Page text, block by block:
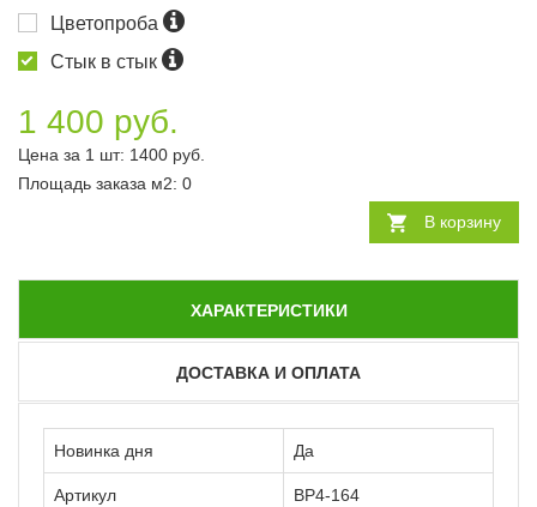
Цветопроба
Стык в стык
1 400 руб.
Цена за 1 шт: 1400 руб.
Площадь заказа м2: 0
В корзину
ХАРАКТЕРИСТИКИ
ДОСТАВКА И ОПЛАТА
Новинка дня Да
Артикул ВР4-164